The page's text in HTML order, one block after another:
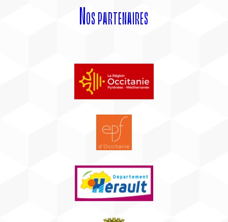
Nos partenaires